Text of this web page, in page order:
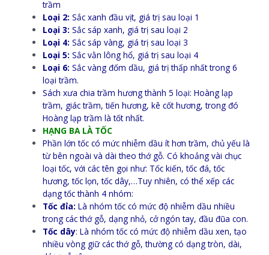
trầm
Loại 2: Sắc xanh đầu vịt, giá trị sau loại 1
Loại 3: Sắc sáp xanh, giá trị sau loại 2
Loại 4: Sắc sáp vàng, giá trị sau loại 3
Loại 5: Sắc vằn lông hổ, giá trị sau loại 4
Loại 6: Sắc vàng đốm dầu, giá trị thấp nhất trong 6
loại trầm.
Sách xưa chia trầm hương thành 5 loại: Hoàng lạp
trầm, giác trầm, tiến hương, kê cốt hương, trong đó
Hoàng lạp trầm là tốt nhất.
HẠNG BA LÀ TỐC
Phần lớn tốc có mức nhiễm dầu ít hơn trầm, chủ yếu là
từ bên ngoài và dài theo thớ gỗ. Có khoảng vài chục
loại tốc, với các tên gọi như: Tốc kiến, tốc đá, tốc
hương, tốc lọn, tốc dây,…Tuy nhiên, có thể xếp các
dạng tốc thành 4 nhóm:
Tốc đỉa: Là nhóm tốc có mức độ nhiễm dầu nhiều
trong các thớ gỗ, dạng nhỏ, cở ngón tay, đầu đũa con.
Tốc dây: Là nhóm tốc có mức độ nhiễm dầu xen, tạo
nhiều vòng giữ các thớ gỗ, thường có dạng tròn, dài,